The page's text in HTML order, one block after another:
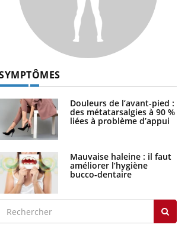
Douleurs de l’avant-pied :
des métatarsalgies à 90 %
liées à problème d’appui
Mauvaise haleine : il faut
améliorer l’hygiène
bucco-dentaire